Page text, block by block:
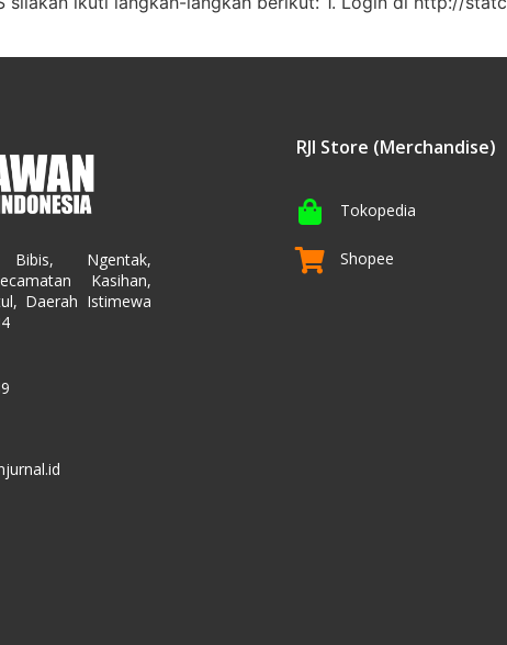
Ngentak,
Kasihan,
Daerah Istimewa
RJI Store (Merchandise)
Tokopedia
Shopee